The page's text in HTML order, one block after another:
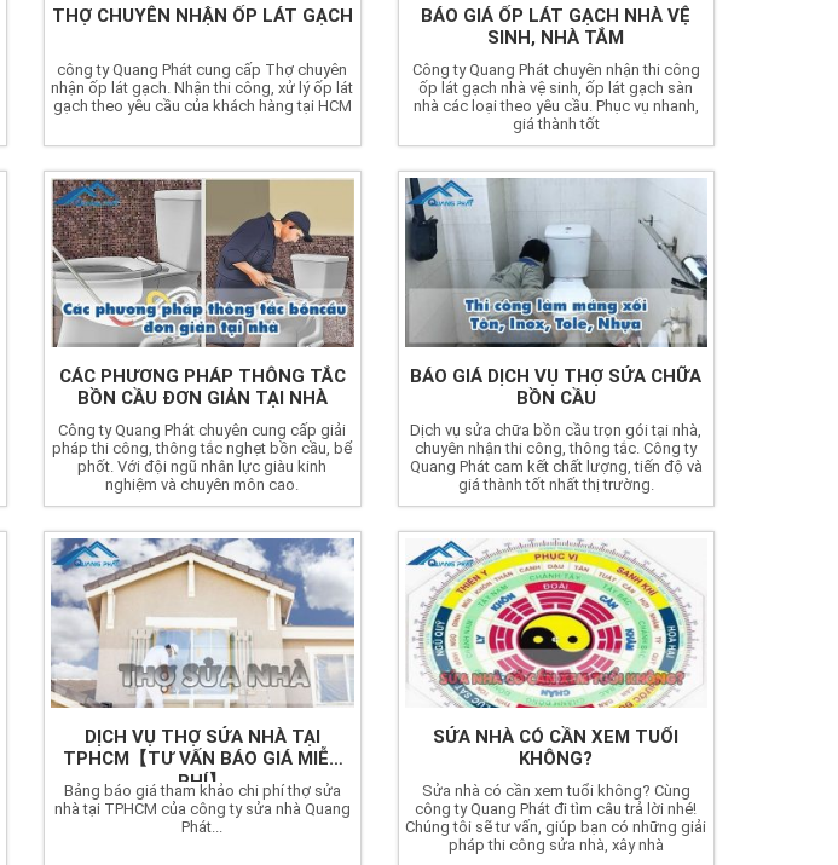
THỢ CHUYÊN NHẬN ỐP LÁT GẠCH
công ty Quang Phát cung cấp Thợ chuyên
nhận ốp lát gạch. Nhận thi công, xử lý ốp lát
gạch theo yêu cầu của khách hàng tại HCM
BÁO GIÁ ỐP LÁT GẠCH NHÀ VỆ
SINH, NHÀ TẮM
Công ty Quang Phát chuyên nhận thi công
ốp lát gạch nhà vệ sinh, ốp lát gạch sàn
nhà các loại theo yêu cầu. Phục vụ nhanh,
giá thành tốt
CÁC PHƯƠNG PHÁP THÔNG TẮC
BỒN CẦU ĐƠN GIẢN TẠI NHÀ
Công ty Quang Phát chuyên cung cấp giải
pháp thi công, thông tắc nghẹt bồn cầu, bể
phốt. Với đội ngũ nhân lực giàu kinh
nghiệm và chuyên môn cao.
BÁO GIÁ DỊCH VỤ THỢ SỬA CHỮA
BỒN CẦU
Dịch vụ sửa chữa bồn cầu trọn gói tại nhà,
chuyên nhận thi công, thông tắc. Công ty
Quang Phát cam kết chất lượng, tiến độ và
giá thành tốt nhất thị trường.
DỊCH VỤ THỢ SỬA NHÀ TẠI
TPHCM【TƯ VẤN BÁO GIÁ MIỄN
PHÍ】
Bảng báo giá tham khảo chi phí thợ sửa
nhà tại TPHCM của công ty sửa nhà Quang
Phát...
SỬA NHÀ CÓ CẦN XEM TUỔI
KHÔNG?
Sửa nhà có cần xem tuổi không? Cùng
công ty Quang Phát đi tìm câu trả lời nhé!
Chúng tôi sẽ tư vấn, giúp bạn có những giải
pháp thi công sửa nhà, xây nhà